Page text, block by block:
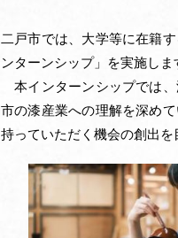
二戸市では、大学等に在籍
ンターンシップ」を実施しま
本インターンシップでは
市の漆産業への理解を深め
持っていただく機会の創出を